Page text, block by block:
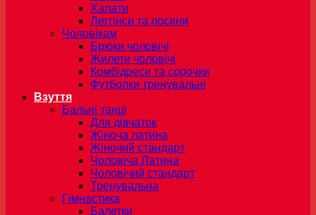
Халати
Леггінси та лосини
Чоловікам
Брюки чоловічі
Жилети чоловічі
Комбідреси та сорочки
Футболки тренувальні
Взуття
Бальні танці
Для дівчаток
Жіноча латина
Жіночий стандарт
Чоловіча Латина
Чоловічий стандарт
Тренувальна
Гімнастика
Балетки